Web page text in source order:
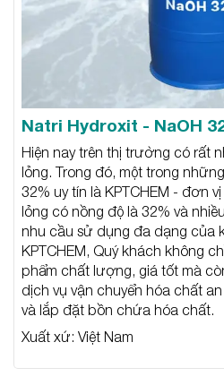
Natri Hydroxit - NaOH
Hiện nay trên thị trường có rất
lỏng. Trong đó, một trong
32% uy tín là KPTCHEM - đơn
lỏng có nồng độ là 32% và
nhu cầu sử dụng đa dạng của
KPTCHEM, Quý khách không
phẩm chất lượng, giá tốt mà
dịch vụ vận chuyển hóa chất
và lắp đặt bồn chứa hóa chất.
Xuất xứ: Việt Nam